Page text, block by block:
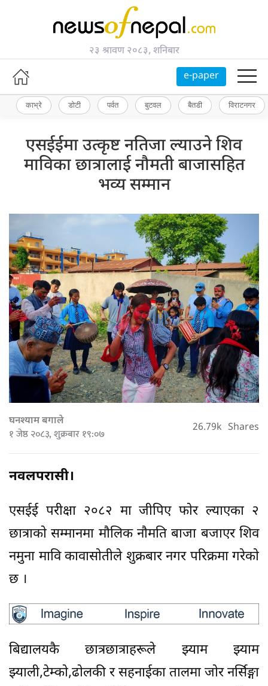
२३ श्रावण २०८३, शनिबार
e-paper
काभ्रे डोटी पर्वत बुटवल बैतडी विराटनगर
एसईईमा उत्कृष्ट नतिजा ल्याउने शिव
माविका छात्रालाई नौमती बाजासहित
भव्य सम्मान
घनश्याम बगाले
१ जेष्ठ २०८३, शुक्रबार १९:०७ 26.79k Shares
नवलपरासी।
एसईई परीक्षा २०८२ मा जीपिए फाेर ल्याएका २
छात्राकाे सम्मानमा माैलिक नाैमति बाजा बजाएर शिव
नमुना मावि कावासाेतीले शुक्रबार नगर परिक्रमा गरेकाे
छ ।
बिद्यालयकै छात्रछात्राहरूले झ्याम झ्याम
झ्याली,टेम्काे,ढाेलकी र सहनाईका तालमा जाेर नर्सिङ्गा